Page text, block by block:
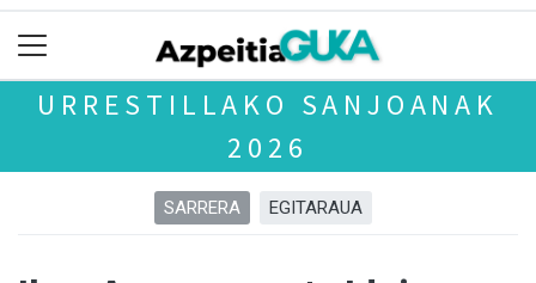
URRESTILLAKO SANJOANAK
2026
SARRERA EGITARAUA